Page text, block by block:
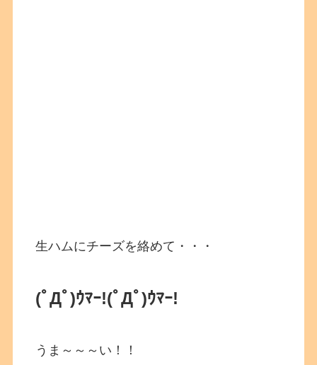
生ハムにチーズを絡めて・・・
(ﾟДﾟ)ｳﾏｰ!(ﾟДﾟ)ｳﾏｰ!
うま～～～い！！